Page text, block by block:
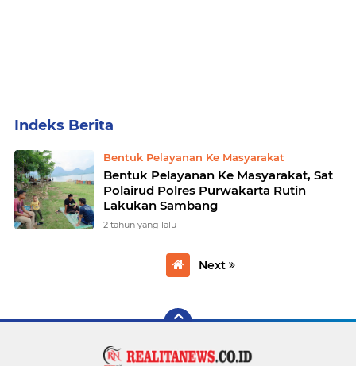
Bentuk Pelayanan Ke Masyarakat
Bentuk Pelayanan Ke Masyarakat, Sat
Polairud Polres Purwakarta Rutin
Lakukan Sambang
2 tahun yang lalu
Next